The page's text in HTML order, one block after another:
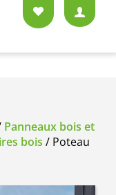
Panneaux bois et
bois / Poteau